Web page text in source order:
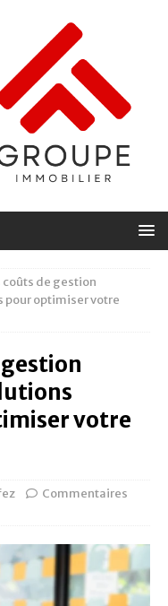
coûts de gestion
pour optimiser votre
votre
Commentaires